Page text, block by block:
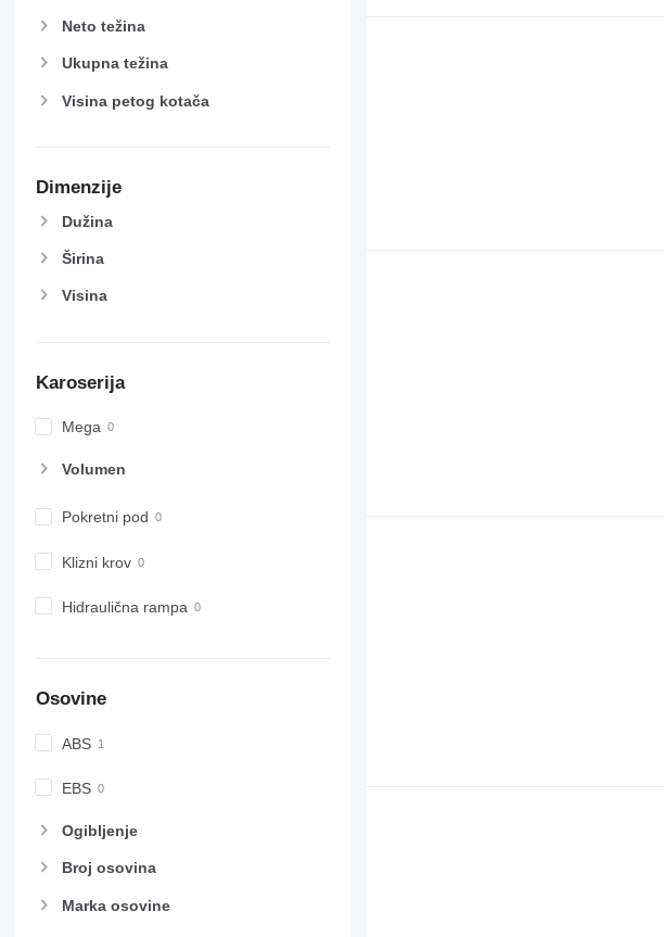
Neto težina
Ukupna težina
Visina petog kotača
Dimenzije
Dužina
Širina
Visina
Karoserija
Mega
Volumen
Pokretni pod
Klizni krov
Hidraulična rampa
Osovine
ABS
EBS
Ogibljenje
Broj osovina
Marka osovine